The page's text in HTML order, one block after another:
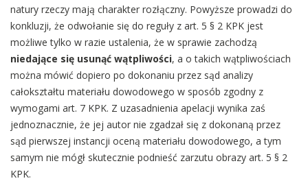
natury rzeczy mają charakter rozłączny. Powyższe prowadzi do
konkluzji, że odwołanie się do reguły z art. 5 § 2 KPK jest
możliwe tylko w razie ustalenia, że w sprawie zachodzą
niedające się usunąć wątpliwości, a o takich wątpliwościach
można mówić dopiero po dokonaniu przez sąd analizy
całokształtu materiału dowodowego w sposób zgodny z
wymogami art. 7 KPK. Z uzasadnienia apelacji wynika zaś
jednoznacznie, że jej autor nie zgadzał się z dokonaną przez
sąd pierwszej instancji oceną materiału dowodowego, a tym
samym nie mógł skutecznie podnieść zarzutu obrazy art. 5 § 2
KPK.